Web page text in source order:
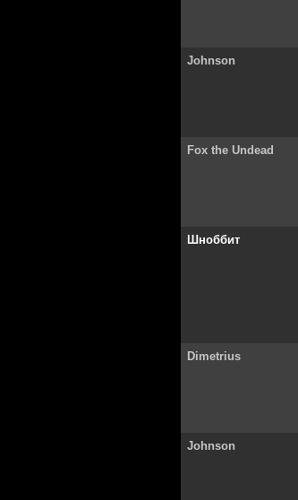
Johnson
Fox the Undead
Шноббит
Dimetrius
Johnson